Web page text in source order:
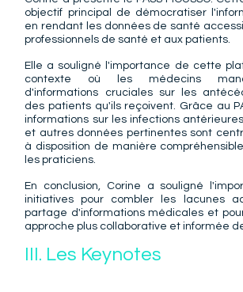
objectif principal de démocratiser
en rendant les données de santé
professionnels de santé et aux patients.
Elle a souligné l'importance de cette
contexte où les médecins
d'informations cruciales sur les
des patients qu'ils reçoivent. Grâce au
informations sur les infections
et autres données pertinentes sont
à disposition de manière
les praticiens.
En conclusion, Corine a souligné
initiatives pour combler les lacunes
partage d'informations médicales et
approche plus collaborative et informée
III. Les Keynotes   ​